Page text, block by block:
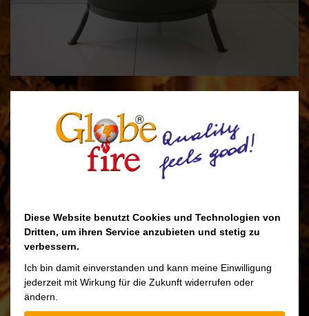
aanwinstvoor uw tuin, met een doorsnee van
75 cm kunt u veel vlees of groente in één keer
grillen. Het navullen van kooltjes gaat
gemakkelijk doordat het rooster naar één kant
kan worden opengeslagen. Door de stalen kap
Diese Website benutzt Cookies und Technologien von
Dritten, um ihren Service anzubieten und stetig zu
verbessern.
Ich bin damit einverstanden und kann meine Einwilligung
jederzeit mit Wirkung für die Zukunft widerrufen oder
ändern.